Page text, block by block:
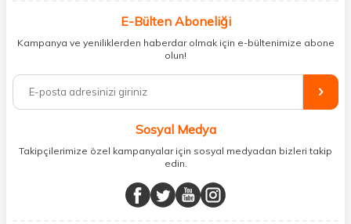
kişisel bakım hem de takviye edici gıda ürünlerini sizlerle
buluşturuyoruz. Artık mağaza mağaza dolaşmanıza gerek yok;
ihtiyacınız olan her şeyi tek bir çatı altında topluyor ve kapınıza kadar
%100 orijinal kozmetik ve sağlık ürünleriyle güzelliğinizi tamamlayabilir,
vücudunuzu desteklemek için güvenilir takviye edici gıdalara
minerallere kadar binlerce ürünü uygun fiyat ve hızlı kargo avantajıyla
sunuyoruz.
buluşturuyor ve online alışveriş deneyiminizi en iyi hale getiriyoruz.
Sağlık, güzellik ve iyi yaşam için aradığınız her şey burada!
E-Bülten Aboneliği
Kampanya ve yeniliklerden haberdar olmak için e-bültenimize abone
olun!
Sosyal Medya
Takipçilerimize özel kampanyalar için sosyal medyadan bizleri takip
edin.